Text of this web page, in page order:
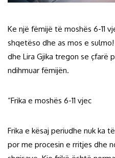
Ke një fëmijë të moshës 6-11
shqetëso dhe as mos e
dhe Lira Gjika tregon se çfarë
ndihmuar fëmijën.
“Frika e moshës 6-11 vjec
Frika e kësaj periudhe nuk ka
por me procesin e rritjes dhe